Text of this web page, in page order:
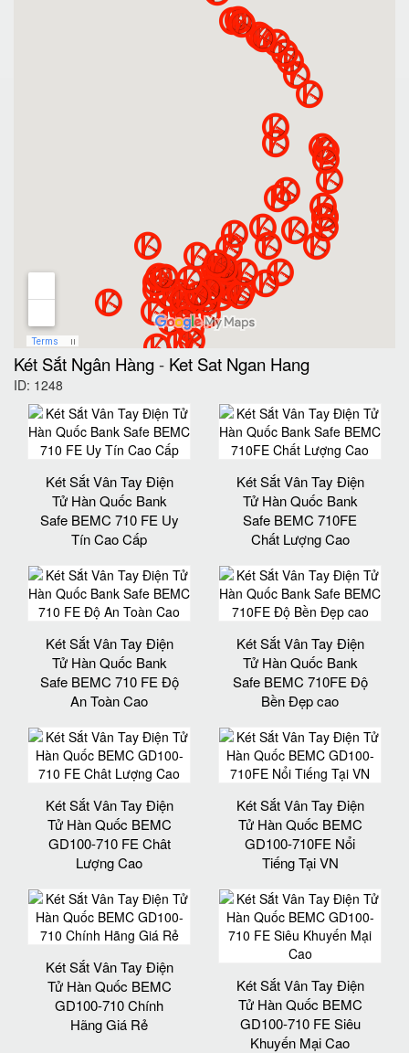
Két Sắt Ngân Hàng- Ket Sat Ngan Hang
ID: 1248
Két Sắt Vân Tay Điện
Tử Hàn Quốc Bank
Safe BEMC 710 FE Uy
Tín Cao Cấp
Két Sắt Vân Tay Điện
Tử Hàn Quốc Bank
Safe BEMC 710FE
Chất Lượng Cao
Két Sắt Vân Tay Điện
Tử Hàn Quốc Bank
Safe BEMC 710 FE Độ
An Toàn Cao
Két Sắt Vân Tay Điện
Tử Hàn Quốc Bank
Safe BEMC 710FE Độ
Bền Đẹp cao
Két Sắt Vân Tay Điện
Tử Hàn Quốc BEMC
GD100-710 FE Chât
Lượng Cao
Két Sắt Vân Tay Điện
Tử Hàn Quốc BEMC
GD100-710FE Nổi
Tiếng Tại VN
Két Sắt Vân Tay Điện
Tử Hàn Quốc BEMC
GD100-710 Chính
Hãng Giá Rẻ
Két Sắt Vân Tay Điện
Tử Hàn Quốc BEMC
GD100-710 FE Siêu
Khuyến Mại Cao